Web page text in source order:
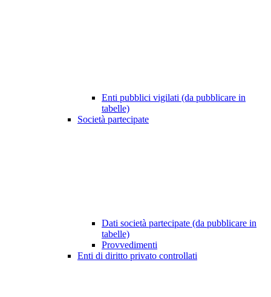
Enti pubblici vigilati (da pubblicare in
tabelle)
Società partecipate
Dati società partecipate (da pubblicare in
tabelle)
Provvedimenti
Enti di diritto privato controllati